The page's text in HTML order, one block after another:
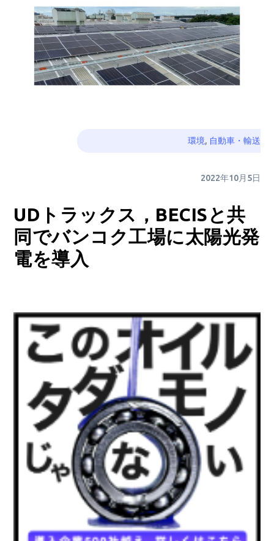
環境, 自動車・輸送
2022年10月5日
UDトラックス，BECISと共
同でバンコク工場に太陽光発
電を導入